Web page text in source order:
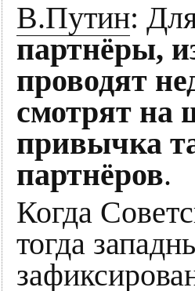
В.Путин:
партнёры,
проводят
смотрят на
привычка
партнёров.
Когда
тогда